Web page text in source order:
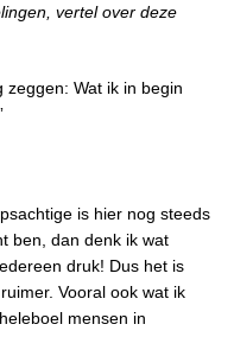
vertel over deze
zeggen: Wat ik in begin
is hier nog steeds
ben, dan denk ik wat
druk! Dus het is
Vooral ook wat ik
mensen in